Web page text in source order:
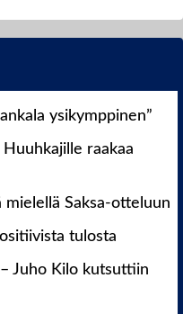
ysikymppinen”
raakaa
mielellä Saksa-otteluun
tulosta
Juho Kilo kutsuttiin